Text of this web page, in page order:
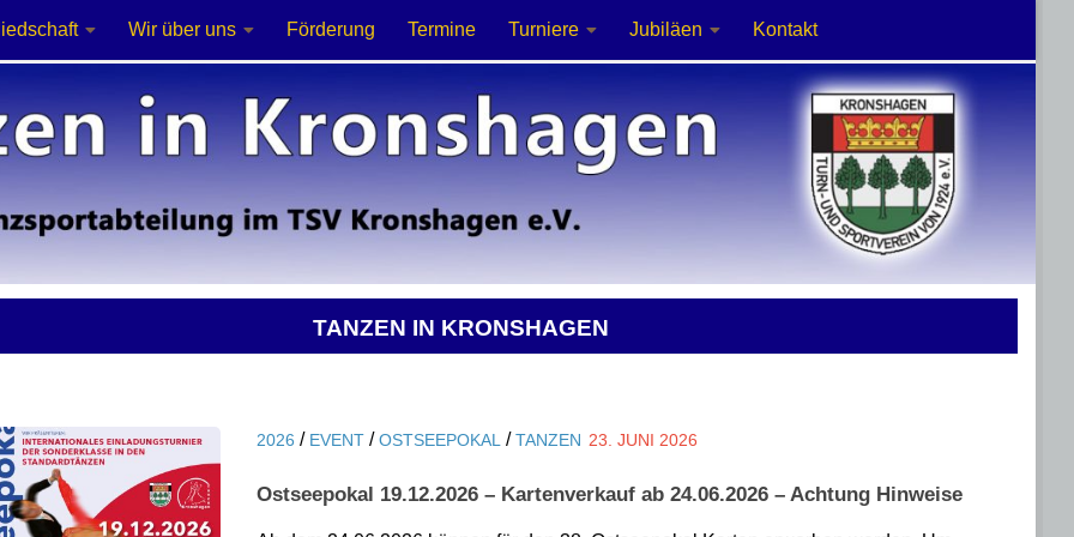
Wir über uns Förderung Termine Turniere Jubiläen Kontakt
TANZEN IN KRONSHAGEN
2026 / EVENT /OSTSEEPOKAL /TANZEN 23. JUNI 2026
Ostseepokal 19.12.2026 – Kartenverkauf ab 24.06.2026 – Achtung Hinweise